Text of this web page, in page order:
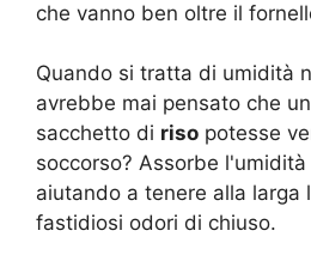
che vanno ben oltre il
Quando si tratta di umidità
avrebbe mai pensato che
sacchetto di riso potesse
soccorso? Assorbe
aiutando a tenere alla larga
fastidiosi odori di chiuso.